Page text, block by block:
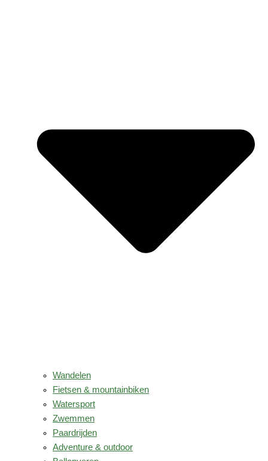
Wandelen
Fietsen & mountainbiken
Watersport
Zwemmen
Paardrijden
Adventure & outdoor